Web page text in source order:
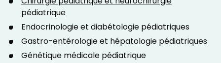
pédiatrique
Endocrinologie et diabétologie pédiatriques
Gastro-entérologie et hépatologie pédiatriques
Génétique médicale pédiatrique